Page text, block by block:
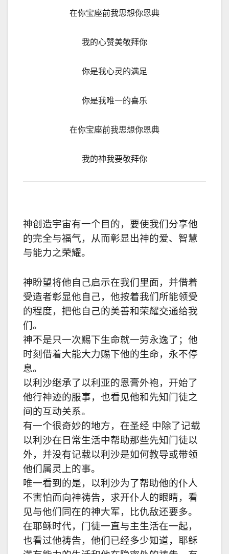
在你宝座前我思想你恩典
我的心赞美敬拜你
你是我心灵的满足
你是我唯一的喜乐
在你宝座前我思想你恩典
我的神我要敬拜你
神创造宇宙有一个目的，要使我们分享他
的完全与福气，从而彰显出神的爱、智慧
与能力之荣耀。
神盼望将他自己启示在我们里面，并借着
受造者彰显他自己，他按着我们所能领受
的程度，把他自己的美善和荣耀交通给我
们。
神不是只一次赐下生命就一劳永逸了；他
时刻借着大能大力赐下他的生命，永不停
息。
以利沙继承了以利亚的恩膏外袍，开始了
他行神迹的服事，也看见他和先知门徒之
间的互动关系。
有一个很奇妙的地方，在圣经 中除了记载
以利沙在日常生活中帮助那些先知门徒以
外，并没有记载以利沙是如何教导或带领
他们属灵上的事。
唯一看到的是，以利沙为了帮助他的仆人
不害怕而向神祷告，求开仆人的眼睛，看
见与他们同在的神大军，比仇敌还要多。
在耶稣时代，门徒一直与主生活在一起，
也看过他祷告，他们已经多少知道，耶稣